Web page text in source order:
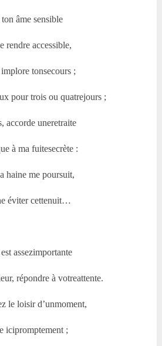
âme sensible
rendre accessible,
tonsecours ;
pour trois ou quatrejours ;
accorde uneretraite
à ma fuitesecrète :
haine me poursuit,
éviter cettenuit…
assezimportante
répondre à votreattente.
le loisir d’unmoment,
icipromptement ;